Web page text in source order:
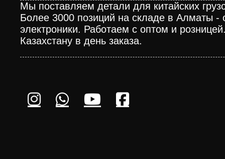
Мы поставляем детали для китайских
Более 3000 позиций на складе в Алматы -
электроники. Работаем с оптом и
Казахстану в день заказа.